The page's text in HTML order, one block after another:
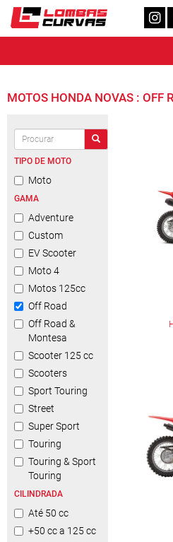
MOTOS HONDA NOVAS : OFF
TIPO DE MOTO
Moto
GAMA
Adventure
Custom
EV Scooter
Moto 4
Motos 125cc
Off Road
Off Road &
Montesa
Scooter 125 cc
Scooters
Sport Touring
Street
Super Sport
Touring
Touring & Sport
Touring
CILINDRADA
Até 50 cc
+50 cc a 125 cc